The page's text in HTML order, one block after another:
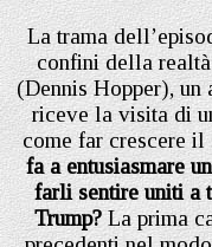
La trama
confini della
(Dennis Hopper), un
riceve la visita di
come far crescere il
fa a entusiasmare
farli sentire uniti a
Trump?La prima